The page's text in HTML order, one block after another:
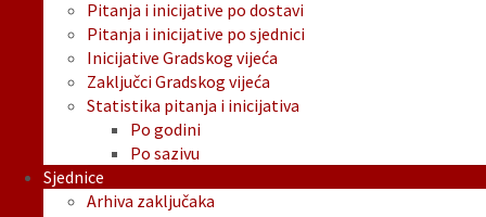
Pitanja i inicijative po dostavi
Pitanja i inicijative po sjednici
Inicijative Gradskog vijeća
Zaključci Gradskog vijeća
Statistika pitanja i inicijativa
Po godini
Po sazivu
Sjednice
Arhiva zaključaka